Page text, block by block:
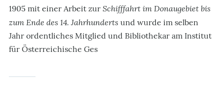
1905 mit einer Arbeit zur Schifffahrt im Donaugebiet bis
zum Ende des 14. Jahrhunderts und wurde im selben
Jahr ordentliches Mitglied und Bibliothekar am Institut
für Österreichische Ges